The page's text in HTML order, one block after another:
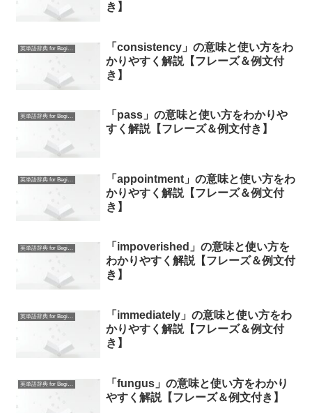
き】
英単語辞典 for Beginners
「consistency」の意味と使い方をわ
かりやすく解説【フレーズ＆例文付
き】
英単語辞典 for Beginners
「pass」の意味と使い方をわかりや
すく解説【フレーズ＆例文付き】
英単語辞典 for Beginners
「appointment」の意味と使い方をわ
かりやすく解説【フレーズ＆例文付
き】
英単語辞典 for Beginners
「impoverished」の意味と使い方を
わかりやすく解説【フレーズ＆例文付
き】
英単語辞典 for Beginners
「immediately」の意味と使い方をわ
かりやすく解説【フレーズ＆例文付
き】
英単語辞典 for Beginners
「fungus」の意味と使い方をわかり
やすく解説【フレーズ＆例文付き】